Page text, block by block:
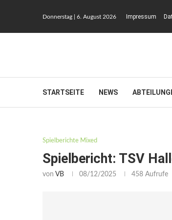
Donnerstag | 6. August 2026 Impressum
STARTSEITE NEWS
Spielberichte Mixed
Spielbericht: TSV
von VB 08/12/2025 458 Aufrufe